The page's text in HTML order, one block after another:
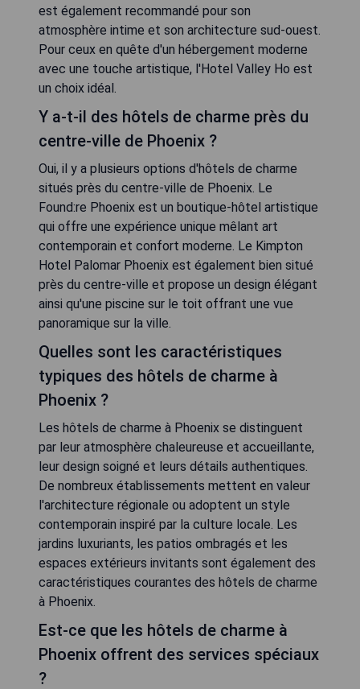
est également recommandé pour son
atmosphère intime et son architecture sud-ouest.
Pour ceux en quête d'un hébergement moderne
avec une touche artistique, l'Hotel Valley Ho est
un choix idéal.
Y a-t-il des hôtels de charme près du
centre-ville de Phoenix ?
Oui, il y a plusieurs options d'hôtels de charme
situés près du centre-ville de Phoenix. Le
Found:re Phoenix est un boutique-hôtel artistique
qui offre une expérience unique mêlant art
contemporain et confort moderne. Le Kimpton
Hotel Palomar Phoenix est également bien situé
près du centre-ville et propose un design élégant
ainsi qu'une piscine sur le toit offrant une vue
panoramique sur la ville.
Quelles sont les caractéristiques
typiques des hôtels de charme à
Phoenix ?
Les hôtels de charme à Phoenix se distinguent
par leur atmosphère chaleureuse et accueillante,
leur design soigné et leurs détails authentiques.
De nombreux établissements mettent en valeur
l'architecture régionale ou adoptent un style
contemporain inspiré par la culture locale. Les
jardins luxuriants, les patios ombragés et les
espaces extérieurs invitants sont également des
caractéristiques courantes des hôtels de charme
à Phoenix.
Est-ce que les hôtels de charme à
Phoenix offrent des services spéciaux
?